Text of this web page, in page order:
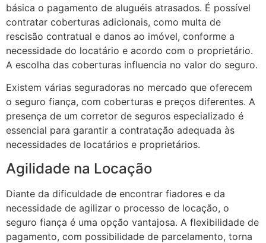
básica o pagamento de aluguéis atrasados. É possível
contratar coberturas adicionais, como multa de
rescisão contratual e danos ao imóvel, conforme a
necessidade do locatário e acordo com o proprietário.
A escolha das coberturas influencia no valor do seguro.
Existem várias seguradoras no mercado que oferecem
o seguro fiança, com coberturas e preços diferentes. A
presença de um corretor de seguros especializado é
essencial para garantir a contratação adequada às
necessidades de locatários e proprietários.
Agilidade na Locação
Diante da dificuldade de encontrar fiadores e da
necessidade de agilizar o processo de locação, o
seguro fiança é uma opção vantajosa. A flexibilidade de
pagamento, com possibilidade de parcelamento, torna